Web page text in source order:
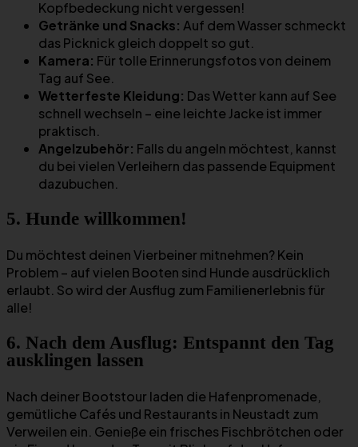
Kopfbedeckung nicht vergessen!
Getränke und Snacks: Auf dem Wasser schmeckt
das Picknick gleich doppelt so gut.
Kamera: Für tolle Erinnerungsfotos von deinem
Tag auf See.
Wetterfeste Kleidung: Das Wetter kann auf See
schnell wechseln – eine leichte Jacke ist immer
praktisch.
Angelzubehör: Falls du angeln möchtest, kannst
du bei vielen Verleihern das passende Equipment
dazubuchen.
5. Hunde willkommen!
Du möchtest deinen Vierbeiner mitnehmen? Kein
Problem – auf vielen Booten sind Hunde ausdrücklich
erlaubt. So wird der Ausflug zum Familienerlebnis für
alle!
6. Nach dem Ausflug: Entspannt den Tag
ausklingen lassen
Nach deiner Bootstour laden die Hafenpromenade,
gemütliche Cafés und Restaurants in Neustadt zum
Verweilen ein. Genieße ein frisches Fischbrötchen oder